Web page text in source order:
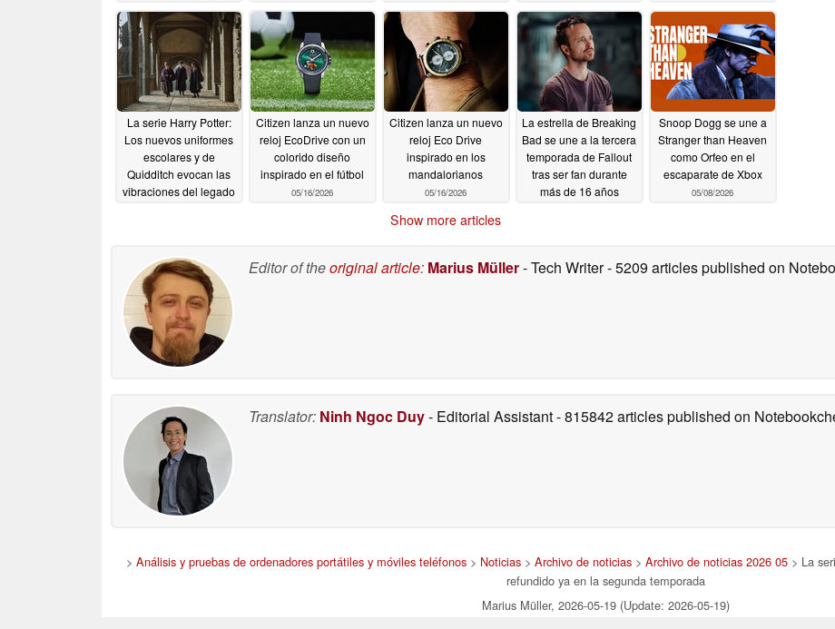
07/07/2026
de una adaptación fiel
06/15/2026
05/29/2026
La serie Harry Potter:
Los nuevos uniformes
escolares y de
Quidditch evocan las
vibraciones del legado
Citizen lanza un nuevo
reloj EcoDrive con un
colorido diseño
inspirado en el fútbol
05/16/2026
Citizen lanza un nuevo
reloj Eco Drive
inspirado en los
mandalorianos
05/16/2026
La estrella de Breaking
Bad se une a la tercera
temporada de Fallout
tras ser fan durante
más de 16 años
Snoop Dogg se une a
Stranger than Heaven
como Orfeo en el
escaparate de Xbox
05/08/2026
Show more articles
Editor of theoriginal article: Marius Müller- Tech Writer- 5209 articles published on
Translator: Ninh Ngoc Duy- Editorial Assistant- 815842 articles published on
> Análisis y pruebas de ordenadores portátiles y móviles teléfonos > Noticias > Archivo de noticias > Archivo de noticias 2026 05 > La
refundido ya en la segunda temporada
Marius Müller, 2026-05-19 (Update: 2026-05-19)